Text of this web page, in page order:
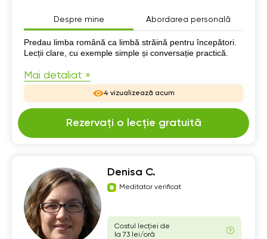
Despre mine Abordarea personală
Despre mine
Predau limba română ca limbă străină pentru începători.
Lecții clare, cu exemple simple și conversație practică.
Mai detaliat »
4 vizualizează acum
Rezervați o lecție gratuită
Denisa C.
Meditator verificat
Costul lecției de
la 73 lei/oră